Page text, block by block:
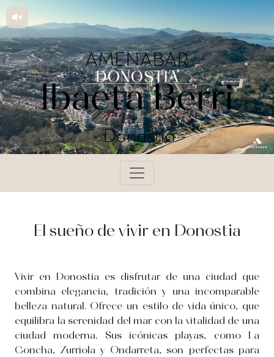
El sueño de vivir en Donostia
Vivir en Donostia es disfrutar de una ciudad que
combina elegancia, tradición y una incomparable
belleza natural. Ofrece un estilo de vida único, que
equilibra la serenidad del mar con la vitalidad de una
ciudad moderna. Sus icónicas playas, como La
Concha, Zurriola y Ondarreta, son perfectas para